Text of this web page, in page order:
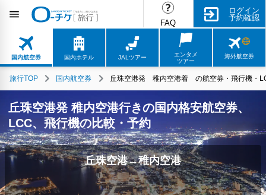
FAQ
ログイン
予約確認
国内航空券 国内ホテル JALツアー
エンタメ
ツアー
海外航空券
旅行TOP 国内航空券 丘珠空港発 稚内空港着 の航空券・飛行機・
丘珠空港発 稚内空港行きの国内格安航空券、
LCC、飛行機の比較・予約
丘珠空港→稚内空港